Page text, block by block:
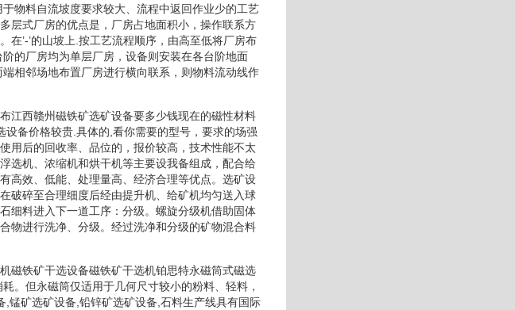
物料自流坡度要求较大、流程中返回作业少的工艺
层式厂房的优点是，厂房占地面积小，操作联系方
’-’的山坡上.按工艺流程顺序，由高至低将厂房布
的厂房均为单层厂房，设备则安装在各台阶地面
相邻场地布置厂房进行横向联系，则物料流动线作
江西赣州磁铁矿选矿设备要多少钱现在的磁性材料
备价格较贵.具体的,看你需要的型号，要求的场强
用后的回收率、品位的，报价较高，技术性能不太
选机、浓缩机和烘干机等主要设我备组成，配合给
高效、低能、处理量高、经济合理等优点。选矿设
破碎至合理细度后经由提升机、给矿机均匀送入球
细料进入下一道工序：分级。螺旋分级机借助固体
物进行洗净、分级。经过洗净和分级的矿物混合料
磁铁矿干选设备磁铁矿干选机铂思特永磁筒式磁选
。但永磁筒仅适用于几何尺寸较小的粉料、轻料，
锰矿选矿设备,铅锌矿选矿设备,石料生产线具有国际